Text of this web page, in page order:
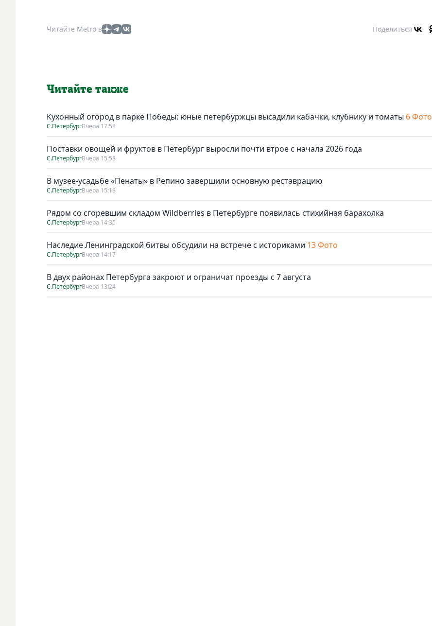
Читайте Metro в Поделиться
Читайте также
Кухонный огород в парке Победы: юные петербуржцы высадили кабачки, клубнику и томаты 6 Фото
С.ПетербургВчера 17:53
Поставки овощей и фруктов в Петербург выросли почти втрое с начала 2026 года
С.ПетербургВчера 15:58
В музее-усадьбе «Пенаты» в Репино завершили основную реставрацию
С.ПетербургВчера 15:18
Рядом со сгоревшим складом Wildberries в Петербурге появилась стихийная барахолка
С.ПетербургВчера 14:35
Наследие Ленинградской битвы обсудили на встрече с историками 13 Фото
С.ПетербургВчера 14:17
В двух районах Петербурга закроют и ограничат проезды с 7 августа
С.ПетербургВчера 13:24